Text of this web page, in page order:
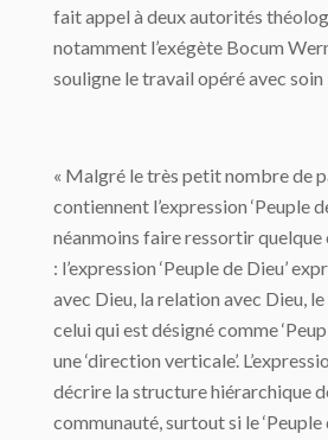
fait appel à deux autorités
notamment l’exégète Bocum
souligne le travail opéré avec soin
« Malgré le très petit nombre de
contiennent l’expression ‘Peuple
néanmoins faire ressortir quelque
: l’expression ‘Peuple de Dieu’
avec Dieu, la relation avec Dieu,
celui qui est désigné comme
une ‘direction verticale’.
décrire la structure hiérarchique
communauté, surtout si le